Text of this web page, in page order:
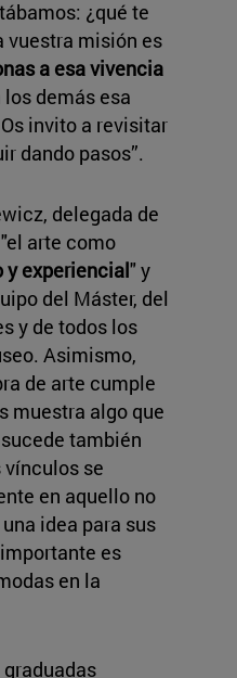
¿qué te
vuestra misión es
a esa vivencia
demás esa
invito a revisitar
dando pasos”.
delegada de
arte como
y experiencial" y
del Máster, del
y de todos los
Asimismo,
de arte cumple
muestra algo que
también
vínculos se
en aquello no
idea para sus
es
en la